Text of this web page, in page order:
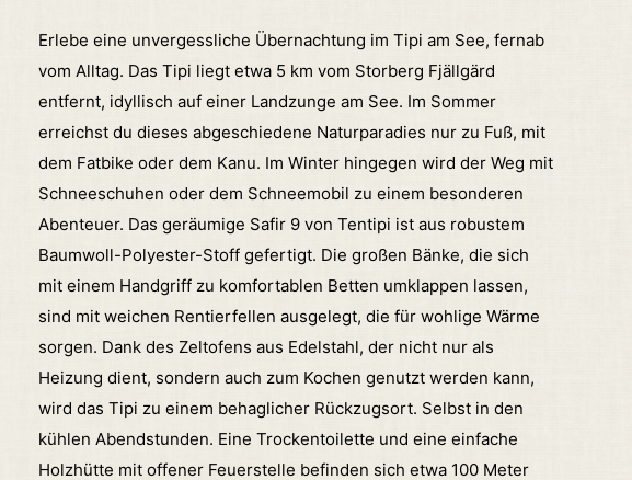
Erlebe eine unvergessliche Übernachtung im Tipi am See, fernab
vom Alltag. Das Tipi liegt etwa 5 km vom Storberg Fjällgärd
entfernt, idyllisch auf einer Landzunge am See. Im Sommer
erreichst du dieses abgeschiedene Naturparadies nur zu Fuß, mit
dem Fatbike oder dem Kanu. Im Winter hingegen wird der Weg mit
Schneeschuhen oder dem Schneemobil zu einem besonderen
Abenteuer. Das geräumige Safir 9 von Tentipi ist aus robustem
Baumwoll-Polyester-Stoff gefertigt. Die großen Bänke, die sich
mit einem Handgriff zu komfortablen Betten umklappen lassen,
sind mit weichen Rentierfellen ausgelegt, die für wohlige Wärme
sorgen. Dank des Zeltofens aus Edelstahl, der nicht nur als
Heizung dient, sondern auch zum Kochen genutzt werden kann,
wird das Tipi zu einem behaglicher Rückzugsort. Selbst in den
kühlen Abendstunden. Eine Trockentoilette und eine einfache
Holzhütte mit offener Feuerstelle befinden sich etwa 100 Meter